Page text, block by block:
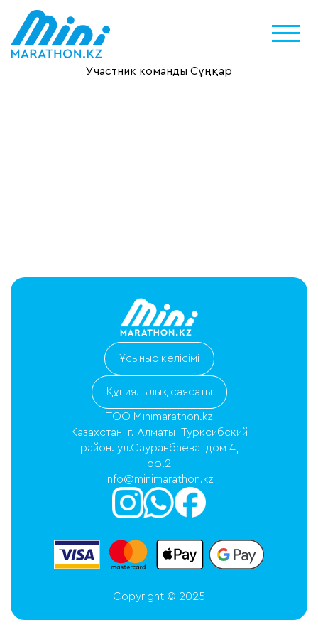
Участник команды Сұңқар
Ұсыныс келісімі
Құпиялылық саясаты
ТОО Minimarathon.kz
Казахстан, г. Алматы, Турксибский
район. ул.Сауранбаева, дом 4,
оф.2
info@minimarathon.kz
Copyright © 2025